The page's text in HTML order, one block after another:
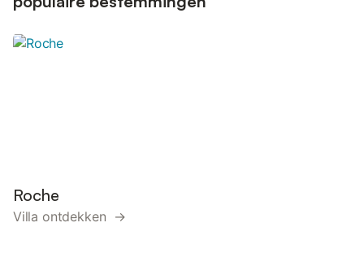
Roche
Villa ontdekken →